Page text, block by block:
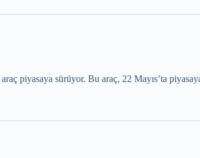
piyasaya sürüyor. Bu araç, 22 Mayıs’ta